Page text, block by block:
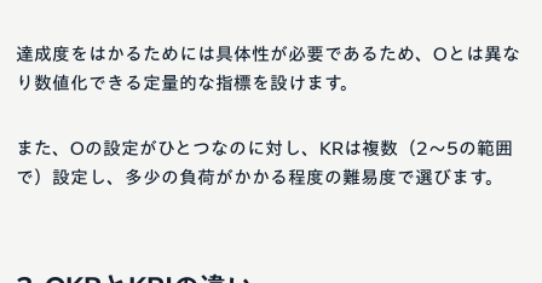
達成度をはかるためには具体性が必要であるため、Oとは異な
り数値化できる定量的な指標を設けます。
また、Oの設定がひとつなのに対し、KRは複数（2〜5の範囲
で）設定し、多少の負荷がかかる程度の難易度で選びます。